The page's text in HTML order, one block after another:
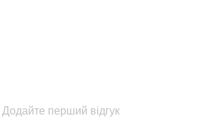
Додайте перший відгук